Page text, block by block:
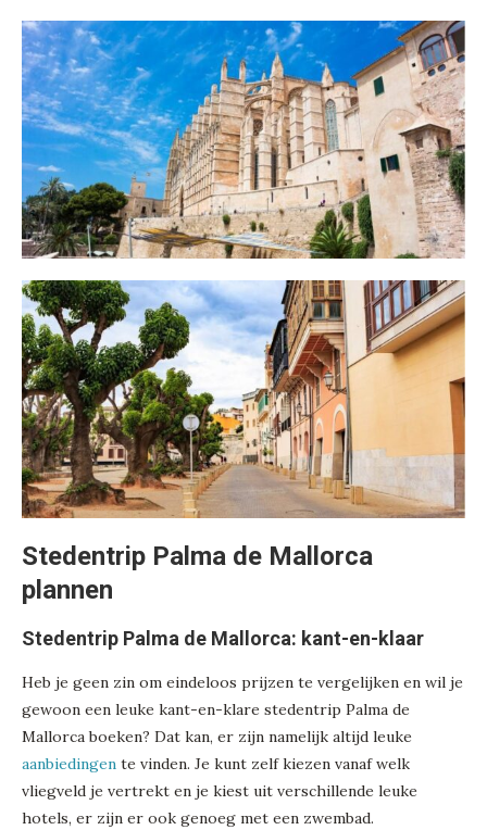
Stedentrip Palma de Mallorca
plannen
Stedentrip Palma de Mallorca: kant-en-klaar
Heb je geen zin om eindeloos prijzen te vergelijken en wil je
gewoon een leuke kant-en-klare stedentrip Palma de
Mallorca boeken? Dat kan, er zijn namelijk altijd leuke
aanbiedingen te vinden. Je kunt zelf kiezen vanaf welk
vliegveld je vertrekt en je kiest uit verschillende leuke
hotels, er zijn er ook genoeg met een zwembad.